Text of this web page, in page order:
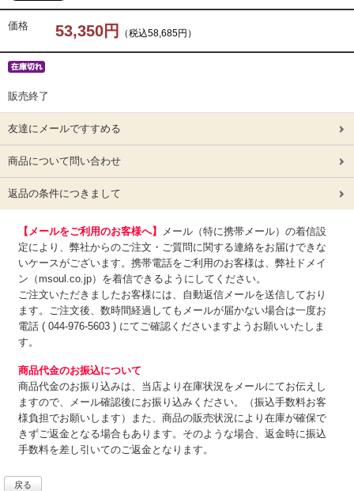
価格 53,350円 （税込58,685円）
販売終了
友達にメールですすめる
商品について問い合わせ
返品の条件につきまして
【メールをご利用のお客様へ】
メール（特に携帯メール）の着信設
定により、弊社からのご注文・ご質問に関する連絡をお届けできな
いケースがございます。携帯電話をご利用のお客様は、弊社ドメイ
ン（msoul.co.jp）を着信できるようにしてください。
ご注文いただきましたお客様には、自動返信メールを送信しており
ます。ご注文後、数時間経過してもメールが届かない場合は一度お
電話 ( 044-976-5603 ) にてご確認くださいますようお願いいたしま
す。
商品代金のお振込について
商品代金のお振り込みは、 当店より在庫状況をメールにてお伝えし
ますので、メール確認後にお振り込みください。（振込手数料お客
様負担でお願いします）また、商品の販売状況により在庫が確保で
きずご返金となる場合もあります。そのような場合、返金時に振込
手数料を差し引いてのご返金となります。
戻る